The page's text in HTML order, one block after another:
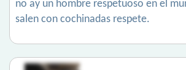
no ay un hombre respetuoso en el
salen con cochinadas respete.